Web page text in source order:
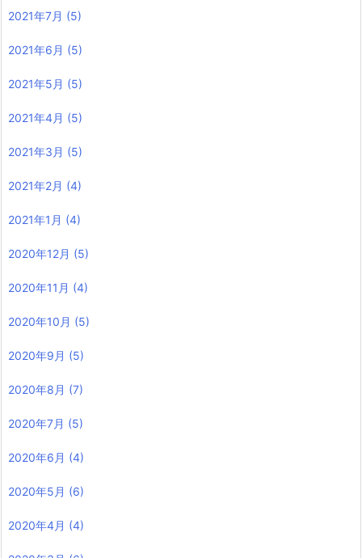
2021年7月 (5)
2021年6月 (5)
2021年5月 (5)
2021年4月 (5)
2021年3月 (5)
2021年2月 (4)
2021年1月 (4)
2020年12月 (5)
2020年11月 (4)
2020年10月 (5)
2020年9月 (5)
2020年8月 (7)
2020年7月 (5)
2020年6月 (4)
2020年5月 (6)
2020年4月 (4)